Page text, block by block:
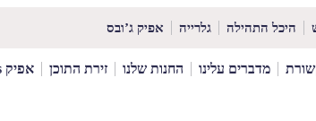
היכל התהילה גלרייה אפיק ג’ובס
מדברים עלינו החנות שלנו זירת התוכן אפיק News